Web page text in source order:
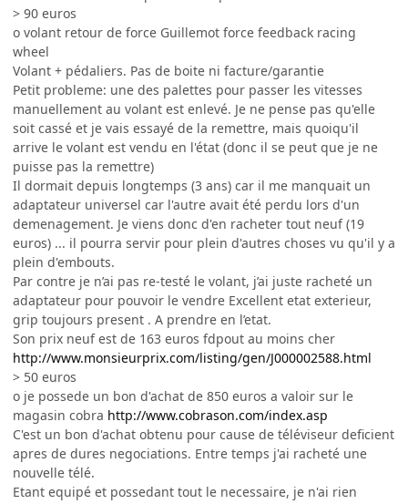
> 90 euros
o volant retour de force Guillemot force feedback racing
wheel
Volant + pédaliers. Pas de boite ni facture/garantie
Petit probleme: une des palettes pour passer les vitesses
manuellement au volant est enlevé. Je ne pense pas qu'elle
soit cassé et je vais essayé de la remettre, mais quoiqu'il
arrive le volant est vendu en l'état (donc il se peut que je ne
puisse pas la remettre)
Il dormait depuis longtemps (3 ans) car il me manquait un
adaptateur universel car l'autre avait été perdu lors d'un
demenagement. Je viens donc d'en racheter tout neuf (19
euros) ... il pourra servir pour plein d'autres choses vu qu'il y a
plein d'embouts.
Par contre je n’ai pas re-testé le volant, j’ai juste racheté un
adaptateur pour pouvoir le vendre Excellent etat exterieur,
grip toujours present . A prendre en l’etat.
Son prix neuf est de 163 euros fdpout au moins cher
http://www.monsieurprix.com/listing/gen/J000002588.html
> 50 euros
o je possede un bon d'achat de 850 euros a valoir sur le
magasin cobra http://www.cobrason.com/index.asp
C'est un bon d'achat obtenu pour cause de téléviseur deficient
apres de dures negociations. Entre temps j'ai racheté une
nouvelle télé.
Etant equipé et possedant tout le necessaire, je n'ai rien